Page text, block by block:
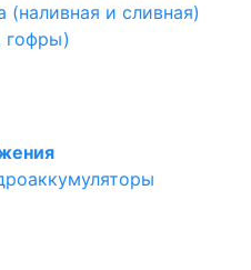
(наливная и сливная)
гофры)